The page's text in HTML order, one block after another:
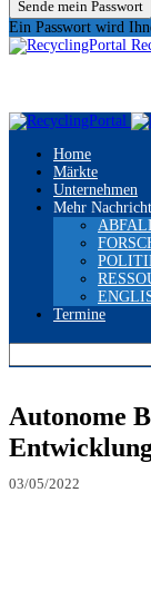
Ein Passwort wird
Home
Märkte
Unternehmen
Mehr
Termine
Autonome
03/05/2022